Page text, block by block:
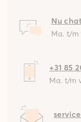
Nu
Ma. t/m
+31 85
Ma. t/m